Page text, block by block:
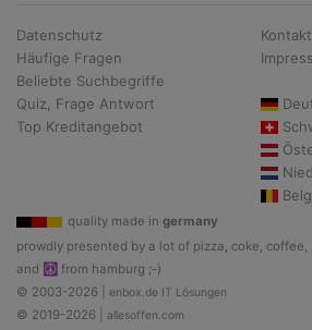
Datenschutz
Häufige Fragen
Beliebte Suchbegriffe
Quiz, Frage Antwort
Top Kreditangebot
Kontakt
quality made in germany
prowdly presented by a lot of pizza, coke,
and ☮ from hamburg ;-)
© 2003-2026 | enbox.de IT Lösungen
© 2019-2026 | allesoffen.com